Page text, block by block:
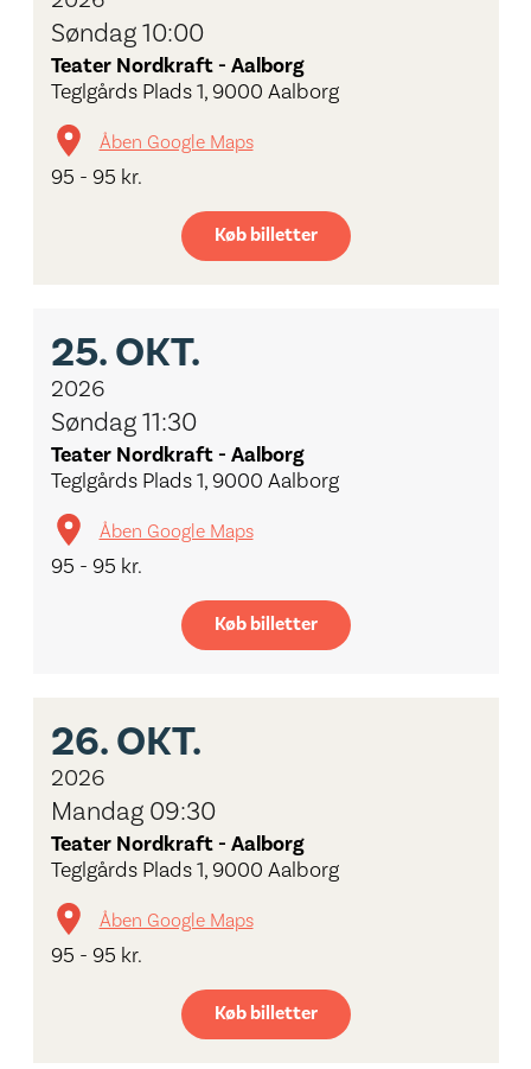
Søndag 10:00
Teater Nordkraft - Aalborg
Teglgårds Plads 1, 9000 Aalborg
Åben Google Maps
95 - 95 kr.
Køb billetter
25.OKT.
2026
Søndag 11:30
Teater Nordkraft - Aalborg
Teglgårds Plads 1, 9000 Aalborg
Åben Google Maps
95 - 95 kr.
Køb billetter
26.OKT.
2026
Mandag 09:30
Teater Nordkraft - Aalborg
Teglgårds Plads 1, 9000 Aalborg
Åben Google Maps
95 - 95 kr.
Køb billetter